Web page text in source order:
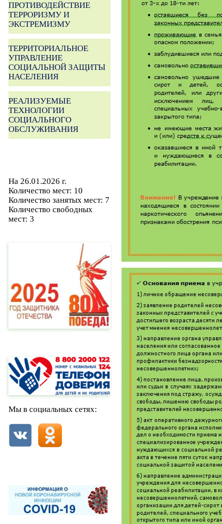
ПРОТИВОДЕЙСТВИЕ
ТЕРРОРИЗМУ И
ЭКСТРЕМИЗМУ
ТЕРРИТОРИАЛЬНОЕ
УПРАВЛЕНИЕ
СОЦИАЛЬНОЙ ЗАЩИТЫ
НАСЕЛЕНИЯ
РЕАЛИЗУЕМЫЕ
ТЕХНОЛОГИИ
СОЦИАЛЬНОГО
ОБСЛУЖИВАНИЯ
На 26.01.2026 г.
Количество мест: 10
Количество занятых мест: 7
Количество свободных
мест: 3
Мы в социальных сетях: